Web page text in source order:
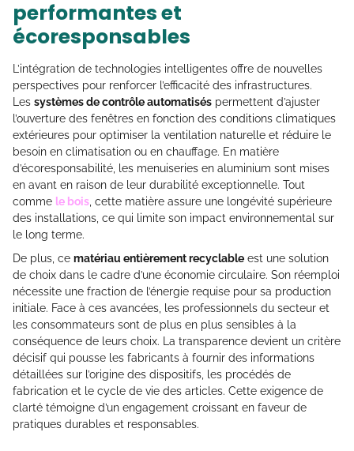
performantes et
écoresponsables
L’intégration de technologies intelligentes offre de nouvelles
perspectives pour renforcer l’efficacité des infrastructures.
Les systèmes de contrôle automatisés permettent d’ajuster
l’ouverture des fenêtres en fonction des conditions climatiques
extérieures pour optimiser la ventilation naturelle et réduire le
besoin en climatisation ou en chauffage. En matière
d’écoresponsabilité, les menuiseries en aluminium sont mises
en avant en raison de leur durabilité exceptionnelle. Tout
comme le bois, cette matière assure une longévité supérieure
des installations, ce qui limite son impact environnemental sur
le long terme.
De plus, ce matériau entièrement recyclable est une solution
de choix dans le cadre d’une économie circulaire. Son réemploi
nécessite une fraction de l’énergie requise pour sa production
initiale. Face à ces avancées, les professionnels du secteur et
les consommateurs sont de plus en plus sensibles à la
conséquence de leurs choix. La transparence devient un critère
décisif qui pousse les fabricants à fournir des informations
détaillées sur l’origine des dispositifs, les procédés de
fabrication et le cycle de vie des articles. Cette exigence de
clarté témoigne d’un engagement croissant en faveur de
pratiques durables et responsables.